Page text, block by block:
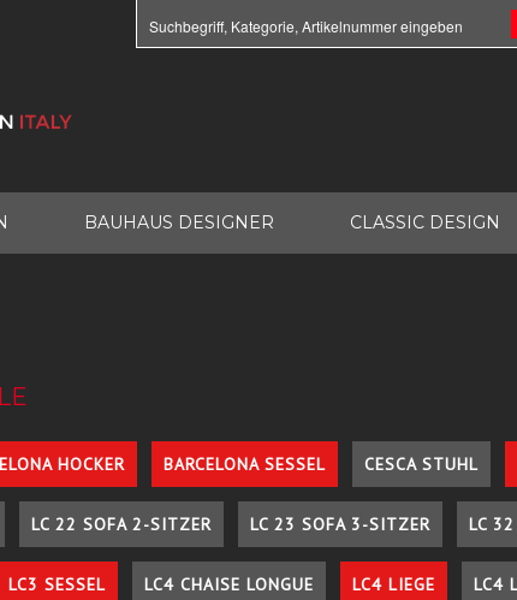
BAUHAUS DESIGNER CLASSIC DESIGN
HOCKER BARCELONA SESSEL CESCA STUHL
LC 22 SOFA 2-SITZER LC 23 SOFA 3-SITZER LC
LC3 SESSEL LC4 CHAISE LONGUE LC4 LIEGE LC4